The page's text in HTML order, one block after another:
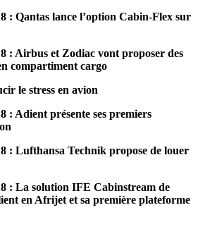
: Qantas lance l’option Cabin-Flex sur
: Airbus et Zodiac vont proposer des
compartiment cargo
le stress en avion
: Adient présente ses premiers
: Lufthansa Technik propose de louer
: La solution IFE Cabinstream de
en Afrijet et sa première plateforme